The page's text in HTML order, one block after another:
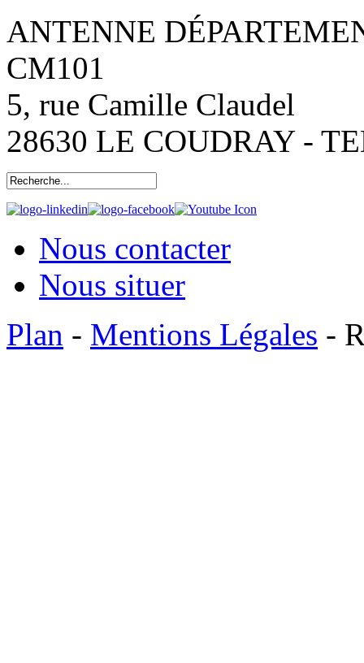
ANTENNE
CM101
5, rue Camille Claudel
28630 LE COUDRAY -
Nous contacter
Nous situer
Plan - Mentions Légales -